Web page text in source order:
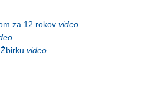
za 12 rokov video
video